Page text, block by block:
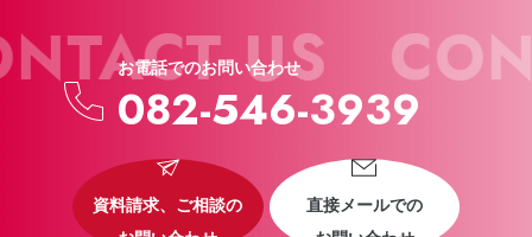
US
お電話でのお問い合わせ
082-546-3939
資料請求、ご相談の
直接メールでの